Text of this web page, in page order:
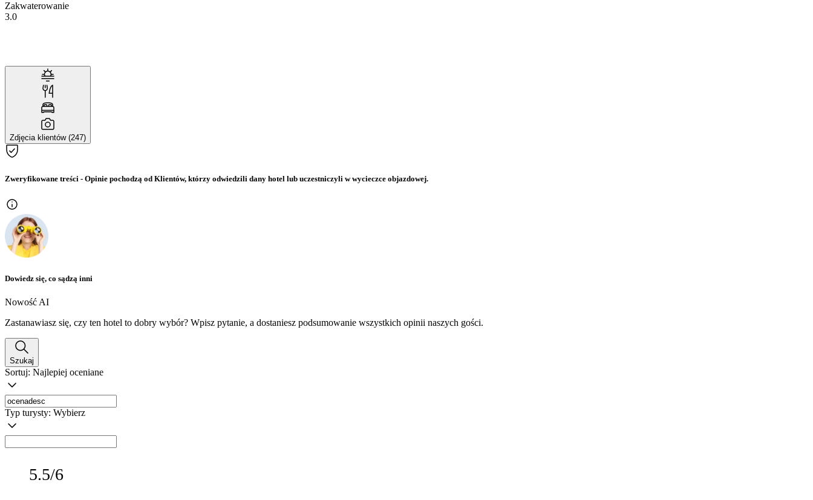
Zakwaterowanie
3.0
Zdjęcia klientów (247)
Zweryfikowane treści - Opinie pochodzą od Klientów, którzy odwiedzili dany hotel lub uczestniczyli w wycieczce objazdowej.
Dowiedz się, co sądzą inni
Nowość AI
Zastanawiasz się, czy ten hotel to dobry wybór? Wpisz pytanie, a dostaniesz podsumowanie wszystkich opinii naszych gości.
Szukaj
Sortuj: Najlepiej oceniane
Typ turysty: Wybierz
5.5/6